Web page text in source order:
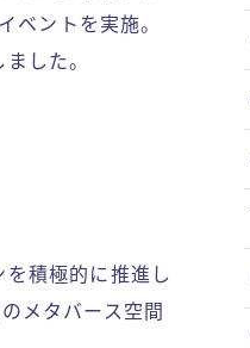
ベントを実施。
した。
積極的に推進し
メタバース空間